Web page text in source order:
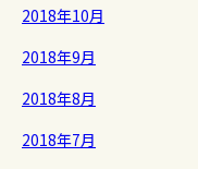
2018年10月
2018年9月
2018年8月
2018年7月